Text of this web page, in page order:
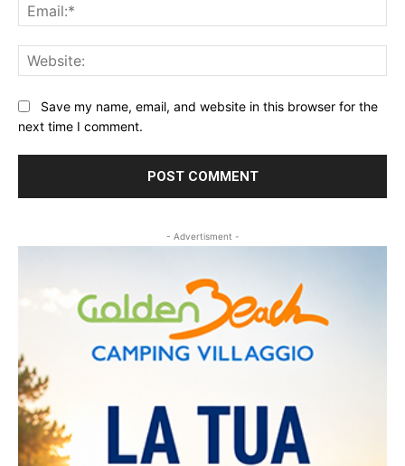
Save my name, email, and website in this browser for the
next time I comment.
- Advertisment -